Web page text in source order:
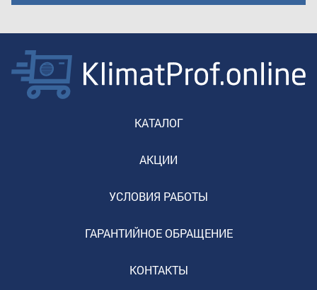
КАТАЛОГ
АКЦИИ
УСЛОВИЯ РАБОТЫ
ГАРАНТИЙНОЕ ОБРАЩЕНИЕ
КОНТАКТЫ